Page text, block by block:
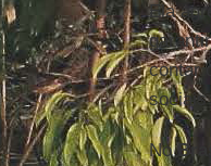
Ela
contar
sociais
No